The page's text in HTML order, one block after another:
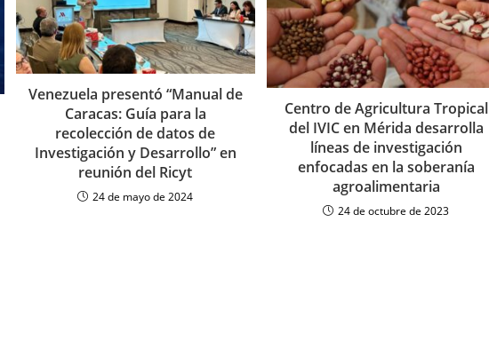
Venezuela presentó “Manual de
Caracas: Guía para la
recolección de datos de
Investigación y Desarrollo” en
reunión del Ricyt
24 de mayo de 2024
Centro de Agricultura Tropical
del IVIC en Mérida desarrolla
líneas de investigación
enfocadas en la soberanía
agroalimentaria
24 de octubre de 2023